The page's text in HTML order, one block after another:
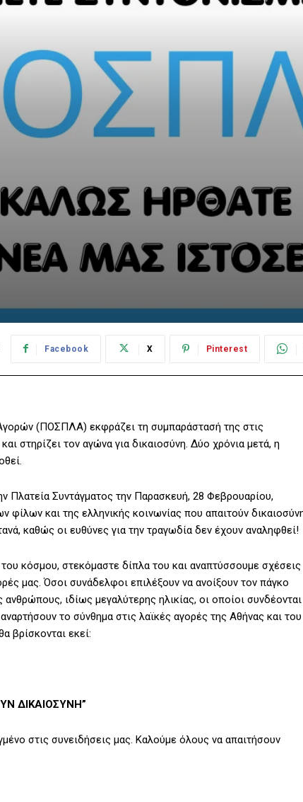
Facebook X Pinterest
(ΠΟΣΠΛΑ) εκφράζει τη συμπαράστασή της στις
στηρίζει τον αγώνα για δικαιοσύνη. Δύο χρόνια μετά, η
Συντάγματος την Παρασκευή, 28 Φεβρουαρίου,
και της ελληνικής κοινωνίας που απαιτούν
καθώς οι ευθύνες για την τραγωδία δεν έχουν αναληφθεί!
κόσμου, στεκόμαστε δίπλα του και αναπτύσσουμε σχέσεις
μας. Όσοι συνάδελφοι επιλέξουν να ανοίξουν τον πάγκο
ιδίως μεγαλύτερης ηλικίας, οι οποίοι συνδέονται
το σύνθημα στις λαϊκές αγορές της Αθήνας και του
βρίσκονται εκεί:
ΔΙΚΑΙΟΣΥΝΗ”
στις συνειδήσεις μας. Καλούμε όλους να απαιτήσουν